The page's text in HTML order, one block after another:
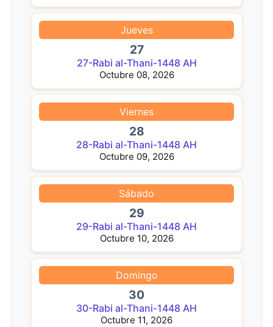
Jueves
27
27-Rabi al-Thani-1448 AH
Octubre 08, 2026
Viernes
28
28-Rabi al-Thani-1448 AH
Octubre 09, 2026
Sábado
29
29-Rabi al-Thani-1448 AH
Octubre 10, 2026
Domingo
30
30-Rabi al-Thani-1448 AH
Octubre 11, 2026